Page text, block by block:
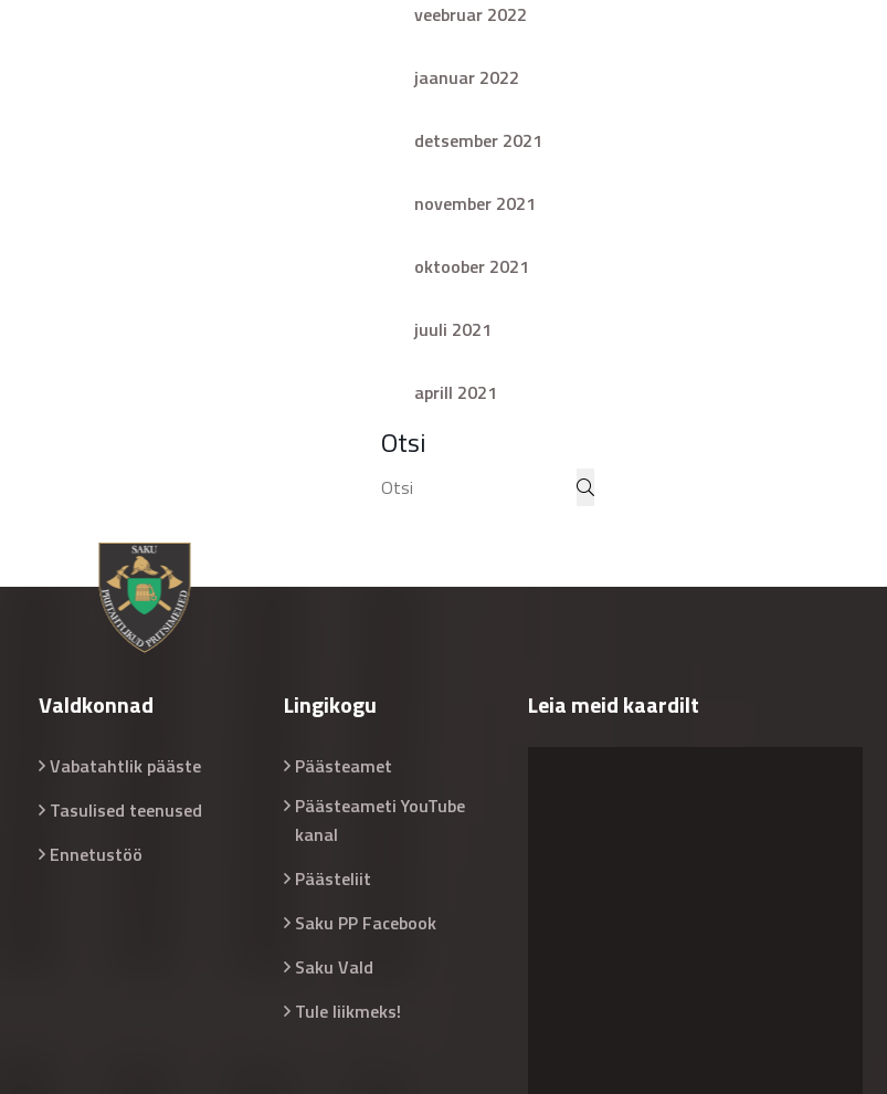
veebruar 2022
jaanuar 2022
detsember 2021
november 2021
oktoober 2021
juuli 2021
aprill 2021
Otsi
Valdkonnad
Vabatahtlik pääste
Tasulised teenused
Ennetustöö
Lingikogu
Päästeamet
Päästeameti YouTube
kanal
Päästeliit
Saku PP Facebook
Saku Vald
Tule liikmeks!
Leia meid kaardilt